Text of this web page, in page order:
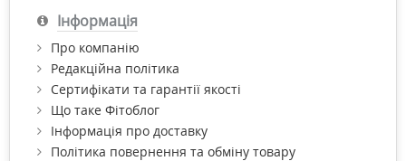
Інформація
Про компанію
Редакційна політика
Сертифікати та гарантії якості
Що таке Фітоблог
Інформація про доставку
Політика повернення та обміну товару